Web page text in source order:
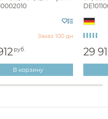
Заказ 100 дн
руб.
В корзину
29